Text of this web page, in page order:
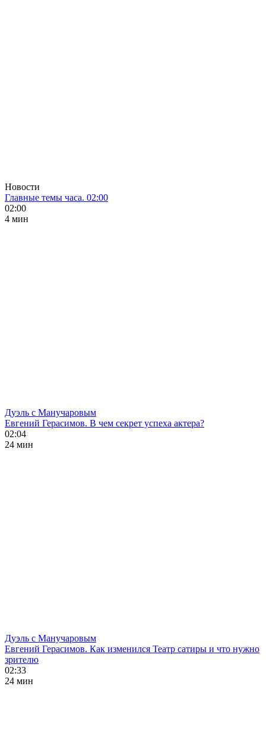
Новости
Главные темы часа. 02:00
02:00
4 мин
Дуэль с Манучаровым
Евгений Герасимов. В чем секрет успеха актера?
02:04
24 мин
Дуэль с Манучаровым
Евгений Герасимов. Как изменился Театр сатиры и что нужно
зрителю
02:33
24 мин